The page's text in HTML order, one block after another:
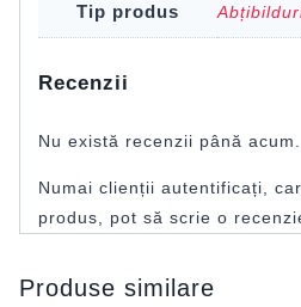
Tip produs
Recenzii
Nu există recenzii până acum.
Numai clienții autentificați,
produs, pot să scrie o
Produse similare